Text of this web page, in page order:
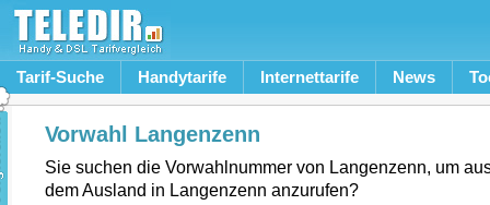
Tarif-Suche Handytarife Internettarife News
Vorwahl Langenzenn
Sie suchen die Vorwahlnummer von Langenzenn, um
dem Ausland in Langenzenn anzurufen?